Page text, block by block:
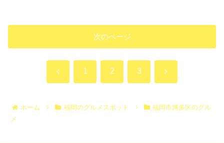
次のページ
前 1 2 3 次
ホーム 福岡のグルメスポット
福岡市博多区のグル
メ